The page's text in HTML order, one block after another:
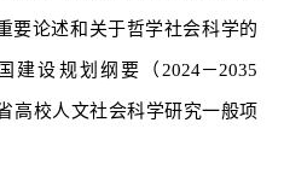
要论述和关于哲学社会科学的
设规划纲要（2024－2035
高校人文社会科学研究一般项